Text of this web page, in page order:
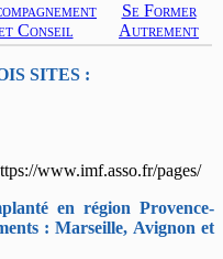
Conseil
Se Former
Autrement
SITES :
www.imf.asso.fr/pages/
en région Provence-
: Marseille, Avignon et